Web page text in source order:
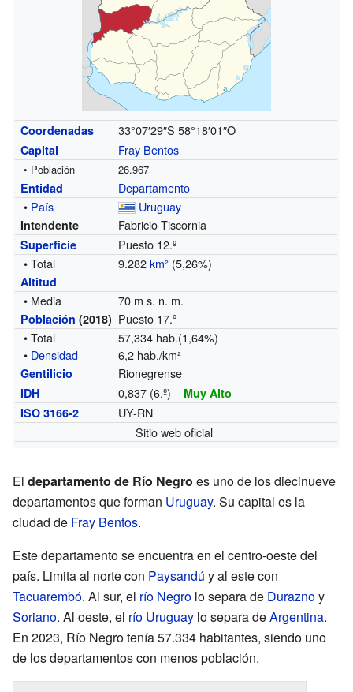
Coordenadas 33°07′29″S 58°18′01″O
Capital Fray Bentos
• Población 26.967
Entidad
Departamento
• País Uruguay
Intendente Fabricio Tiscornia
Superficie
Puesto 12.º
• Total
9.282km² (5,26%)
Altitud
• Media 70 m s. n. m.
Población (2018) Puesto 17.º
• Total
57,334 hab.(1,64%)
• Densidad 6,2 hab./km²
Gentilicio Rionegrense
IDH 0,837 (6.º) – Muy Alto
ISO 3166-2
UY-RN
Sitio web oficial
El departamento de Río Negro es uno de los diecinueve
departamentos que forman Uruguay. Su capital es la
ciudad de Fray Bentos.
Este departamento se encuentra en el centro-oeste del
país. Limita al norte con Paysandú y al este con
Tacuarembó. Al sur, el río Negro lo separa de Duraznoy
Soriano. Al oeste, el río Uruguay lo separa deArgentina.
En 2023, Río Negro tenía 57.334 habitantes, siendo uno
de los departamentos con menos población.